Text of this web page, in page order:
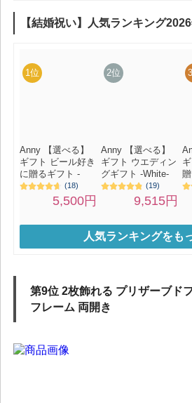
人気ランキングをも
第9位 2枚飾れる プリザーブド
フレーム 両開き